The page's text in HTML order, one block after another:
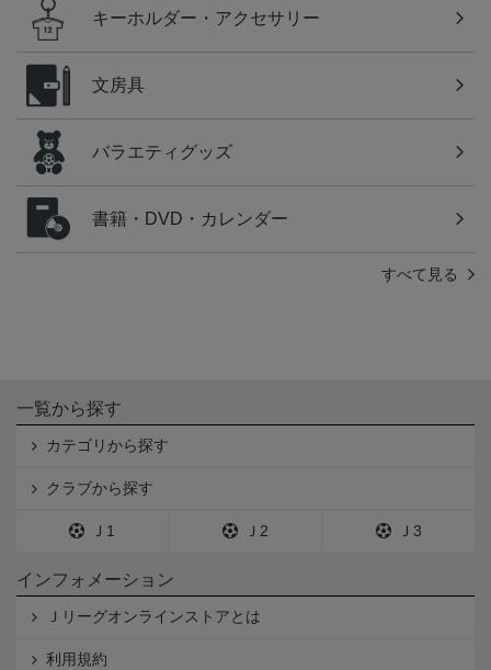
キーホルダー・アクセサリー
文房具
バラエティグッズ
書籍・DVD・カレンダー
すべて見る
一覧から探す
カテゴリから探す
クラブから探す
Ｊ1 Ｊ2 Ｊ3
インフォメーション
Ｊリーグオンラインストアとは
利用規約